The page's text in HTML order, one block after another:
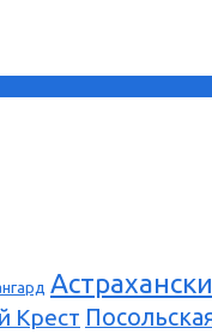
Крест